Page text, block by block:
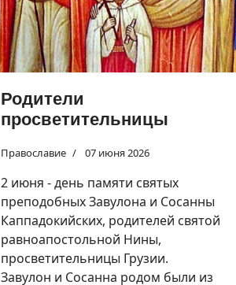
Родители
просветительницы
Православие 07 июня 2026
2 июня - день памяти святых
преподобных Завулона и Сосанны
Каппадокийских, родителей святой
равноапостольной Нины,
просветительницы Грузии.
Завулон и Сосанна родом были из